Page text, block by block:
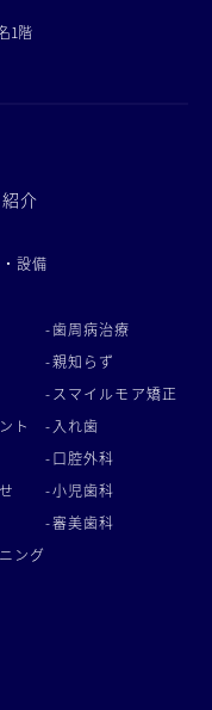
1階
介
設備
ト
ング
-歯周病治療
-親知らず
-スマイルモア矯正
-入れ歯
-口腔外科
-小児歯科
-審美歯科